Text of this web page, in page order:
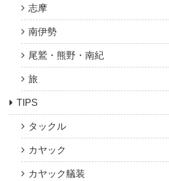
志摩
南伊勢
尾鷲・熊野・南紀
旅
TIPS
タックル
カヤック
カヤック艤装